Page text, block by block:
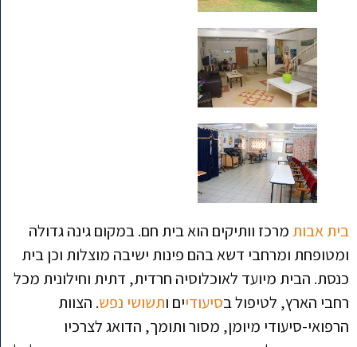
בית אבות מרכז וותיקים הוא בית חם. במקום גינה גדולה
ומטופחת ומרחבי דשא בהם פינות ישיבה מוצלות וכן בית
כנסת. הבית מיועד לאוכלוסיה חרדית, דתית וחילונית מכל
רחבי הארץ, לטיפול בסיעודיים ותשושי נפש. הצוות
הרפואי-סיעודי מיומן, מסור ותומך, הדואג לצרכיו